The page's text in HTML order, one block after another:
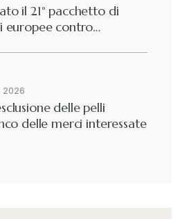
il 21° pacchetto di
europee contro…
2026
delle pelli
delle merci interessate